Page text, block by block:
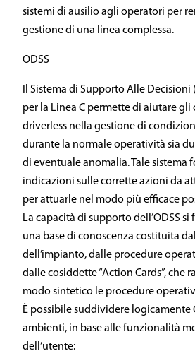
sistemi di ausilio agli operatori per
gestione di una linea complessa.
ODSS
Il Sistema di Supporto Alle
per la Linea C permette di aiutare gli
driverless nella gestione di
durante la normale operatività sia
di eventuale anomalia. Tale sistema
indicazioni sulle corrette azioni da
per attuarle nel modo più efficace
La capacità di supporto dell’ODSS
una base di conoscenza costituita
dell’impianto, dalle procedure
dalle cosiddette “Action Cards”, che
modo sintetico le procedure
È possibile suddividere logicamente
ambienti, in base alle funzionalità
dell’utente: